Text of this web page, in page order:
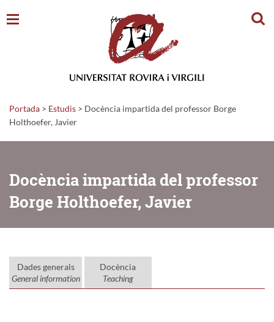
Portada > Estudis > Docència impartida del professor Borge
Holthoefer, Javier
Docència impartida del professor
Borge Holthoefer, Javier
Dades generals
General information
Docència
Teaching